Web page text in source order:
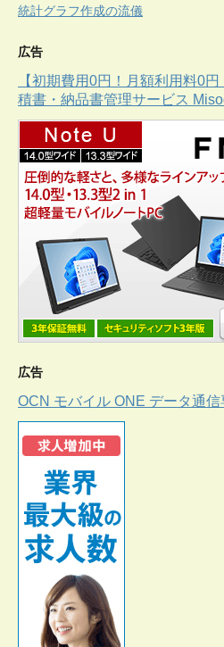
統計グラフ作成の流儀
広告
【初期費用0円！月額利用料0
積書・納品書管理サービス
広告
OCN モバイル ONE データ通